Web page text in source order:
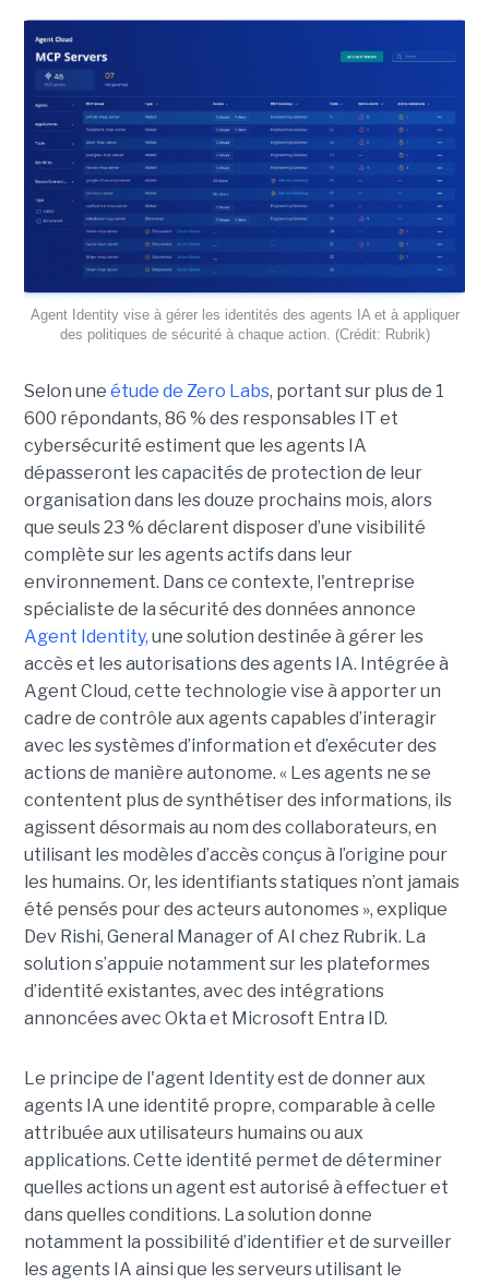
Agent Identity vise à gérer les identités des agents IA et à appliquer
des politiques de sécurité à chaque action. (Crédit: Rubrik)
Selon une étude de Zero Labs, portant sur plus de 1
600 répondants, 86 % des responsables IT et
cybersécurité estiment que les agents IA
dépasseront les capacités de protection de leur
organisation dans les douze prochains mois, alors
que seuls 23 % déclarent disposer d’une visibilité
complète sur les agents actifs dans leur
environnement. Dans ce contexte, l'entreprise
spécialiste de la sécurité des données annonce
Agent Identity, une solution destinée à gérer les
accès et les autorisations des agents IA. Intégrée à
Agent Cloud, cette technologie vise à apporter un
cadre de contrôle aux agents capables d’interagir
avec les systèmes d’information et d’exécuter des
actions de manière autonome. « Les agents ne se
contentent plus de synthétiser des informations, ils
agissent désormais au nom des collaborateurs, en
utilisant les modèles d’accès conçus à l’origine pour
les humains. Or, les identifiants statiques n’ont jamais
été pensés pour des acteurs autonomes », explique
Dev Rishi, General Manager of AI chez Rubrik. La
solution s’appuie notamment sur les plateformes
d’identité existantes, avec des intégrations
annoncées avec Okta et Microsoft Entra ID.
Le principe de l'agent Identity est de donner aux
agents IA une identité propre, comparable à celle
attribuée aux utilisateurs humains ou aux
applications. Cette identité permet de déterminer
quelles actions un agent est autorisé à effectuer et
dans quelles conditions. La solution donne
notamment la possibilité d’identifier et de surveiller
les agents IA ainsi que les serveurs utilisant le